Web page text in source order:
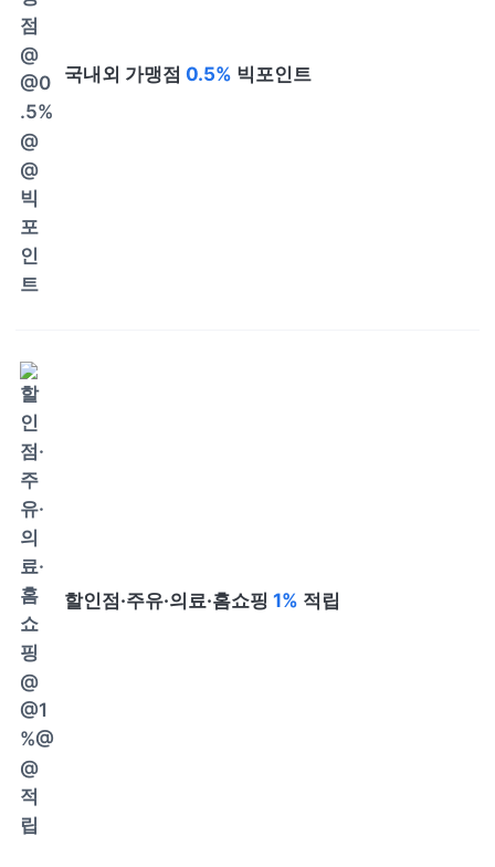
국내외 가맹점 0.5% 빅포인트
할인점·주유·의료·홈쇼핑 1% 적립